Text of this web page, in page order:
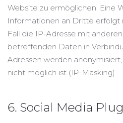
Website zu ermöglichen. Eine
Informationen an Dritte erfolgt
Fall die IP-Adresse mit
betreffenden Daten in
Adressen werden
nicht möglich ist (IP-Masking)
6. Social Media